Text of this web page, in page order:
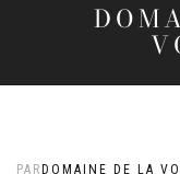
PAR DOMAINE DE LA